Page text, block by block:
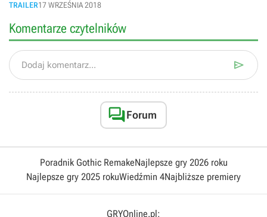
TRAILER17 WRZEŚNIA 2018
Komentarze czytelników
Dodaj komentarz... 
Forum
Poradnik Gothic RemakeNajlepsze gry 2026 roku
Najlepsze gry 2025 rokuWiedźmin 4Najbliższe premiery
GRYOnline.pl: